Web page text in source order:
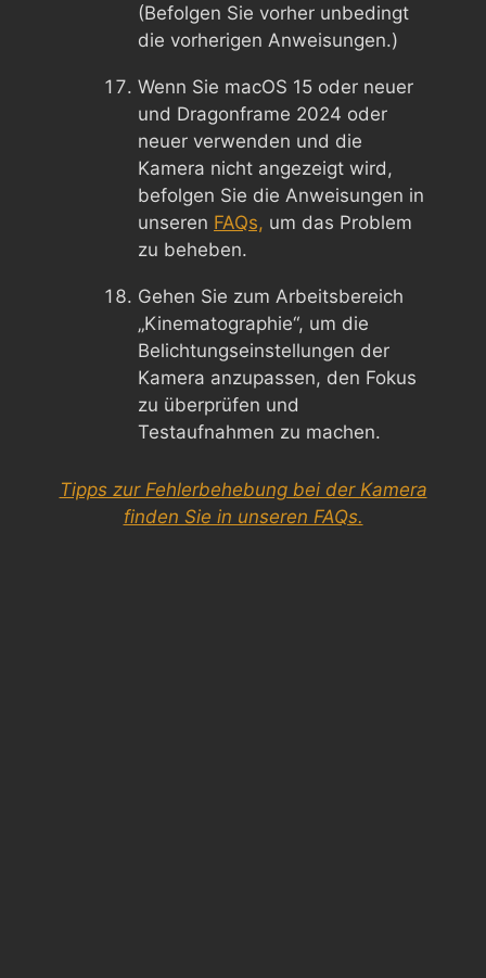
(Befolgen Sie vorher unbedingt
die vorherigen Anweisungen.)
Wenn Sie macOS 15 oder neuer
und Dragonframe 2024 oder
neuer verwenden und die
Kamera nicht angezeigt wird,
befolgen Sie die Anweisungen in
unseren FAQs, um das Problem
zu beheben.
Gehen Sie zum Arbeitsbereich
„Kinematographie“, um die
Belichtungseinstellungen der
Kamera anzupassen, den Fokus
zu überprüfen und
Testaufnahmen zu machen.
Tipps zur Fehlerbehebung bei der Kamera
finden Sie in unseren FAQs.